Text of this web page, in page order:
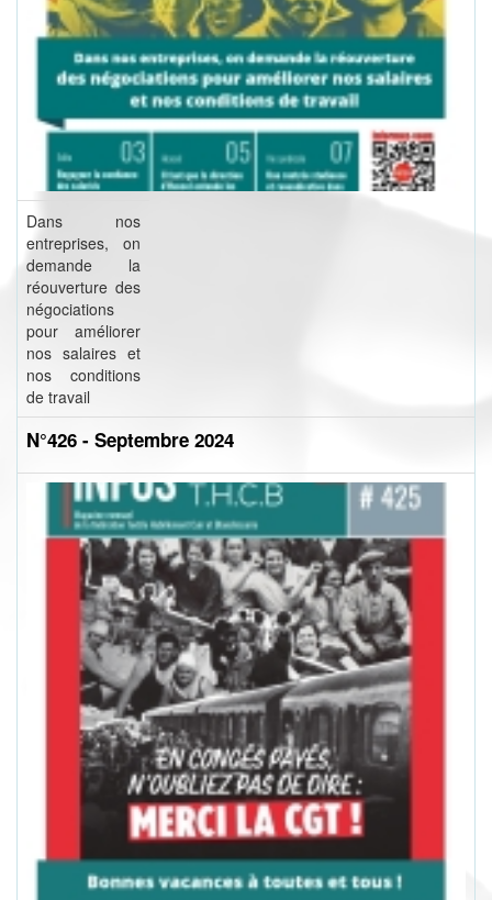
Dans nos
entreprises, on
demande la
réouverture des
négociations
pour améliorer
nos salaires et
nos conditions
de travail
N°426 - Septembre 2024